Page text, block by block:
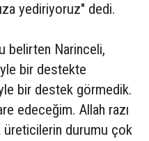
yediriyoruz" dedi.
belirten Narinceli,
bir destekte
bir destek görmedik.
edeceğim. Allah razı
üreticilerin durumu çok